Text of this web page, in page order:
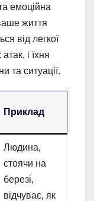
емоційна
життя
від легкої
і їхня
та ситуації.
Приклад
Людина,
стоячи на
березі,
відчуває, як